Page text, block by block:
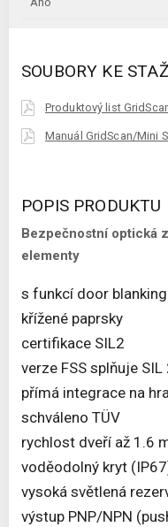
SOUBORY KE
Produktový list
Manuál GridScan/Mini
POPIS PRODUKTU
Bezpečnostní optická
elementy
s funkcí door blanking
křížené paprsky
certifikace SIL2
verze FSS splňuje
přímá integrace na
schváleno TÜV
rychlost dveří až 1.6
voděodolný kryt
vysoká světlená
výstup PNP/NPN